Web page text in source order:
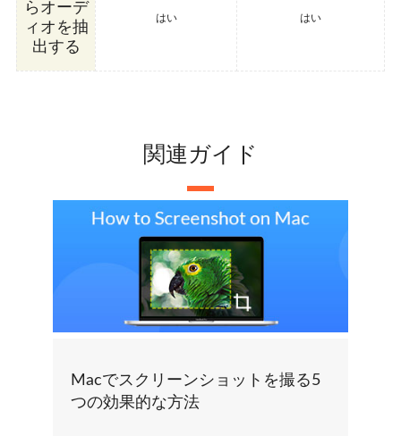
らオーデ
ィオを抽
出する
はい はい
関連ガイド
Macでスクリーンショットを撮る5
つの効果的な方法